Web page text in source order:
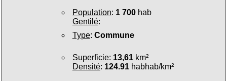
Population: 1 700hab
Gentilé:
Type: Commune
Superficie: 13,61km²
Densité: 124.91habhab/km²